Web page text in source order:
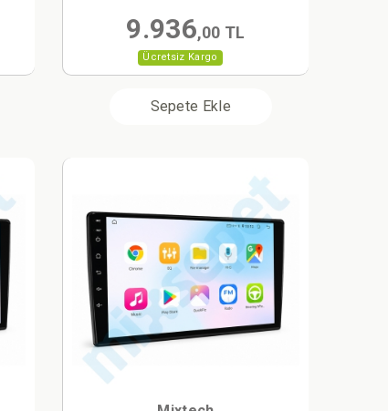
Ücretsiz Kargo
9.936,00 TL
Sepete Ekle